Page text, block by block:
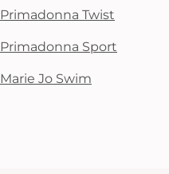
Primadonna Twist
Primadonna Sport
Marie Jo Swim